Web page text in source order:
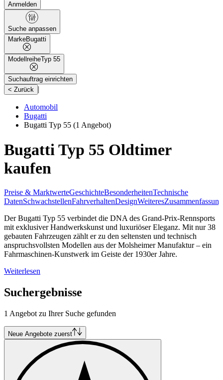
Anmelden
Suche anpassen
MarkeBugatti
ModellreiheTyp 55
Suchauftrag einrichten
< Zurück |
Automobil
Bugatti
Bugatti Typ 55 (1 Angebot)
Bugatti Typ 55 Oldtimer
kaufen
Preise & MarktwerteGeschichteBesonderheitenTechnische
DatenSchwachstellenFahrverhaltenDesignWeiteresZusammenfassung
Der Bugatti Typ 55 verbindet die DNA des Grand-Prix-Rennsports
mit exklusiver Handwerkskunst und luxuriöser Eleganz. Mit nur 38
gebauten Fahrzeugen zählt er zu den seltensten und technisch
anspruchsvollsten Modellen aus der Molsheimer Manufaktur – ein
Fahrmaschinen-Kunstwerk im Geiste der 1930er Jahre.
Weiterlesen
Suchergebnisse
1 Angebot zu Ihrer Suche gefunden
Neue Angebote zuerst